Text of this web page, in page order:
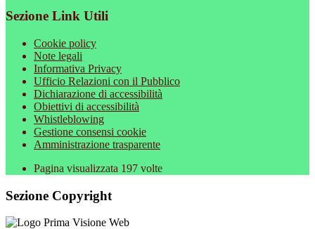
Sezione Link Utili
Cookie policy
Note legali
Informativa Privacy
Ufficio Relazioni con il Pubblico
Dichiarazione di accessibilità
Obiettivi di accessibilità
Whistleblowing
Gestione consensi cookie
Amministrazione trasparente
Pagina visualizzata 197 volte
Sezione Copyright